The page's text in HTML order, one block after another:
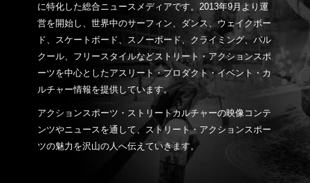
に特化した総合ニュースメディアです。2013年9月より運
営を開始し、世界中のサーフィン、ダンス、ウェイクボー
ド、スケートボード、スノーボード、クライミング、パル
クール、フリースタイルなどストリート・アクションスポ
ーツを中心としたアスリート・プロダクト・イベント・カ
ルチャー情報を提供しています。
アクションスポーツ・ストリートカルチャーの映像コンテ
ンツやニュースを通して、ストリート・アクションスポー
ツの魅力を沢山の人へ伝えていきます。